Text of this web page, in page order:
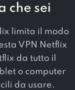
che sei
limita il modo
VPN Netflix
da tutto il
o computer
da usare.